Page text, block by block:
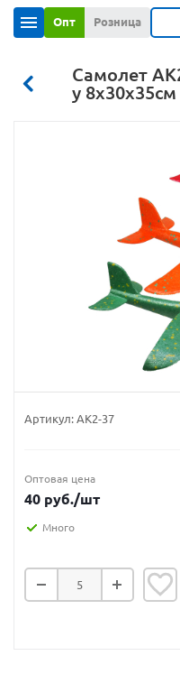
Опт Розница
Самолет
у 8х30х35см
Артикул: АК2-37
Оптовая цена
40 руб./шт
Много